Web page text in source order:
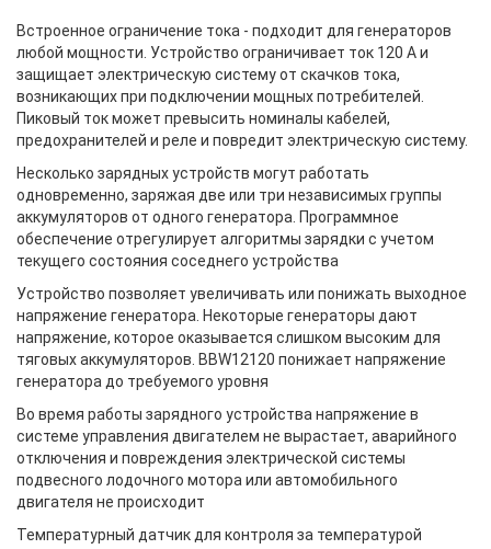
Встроенное ограничение тока - подходит для генераторов
любой мощности. Устройство ограничивает ток 120 А и
защищает электрическую систему от скачков тока,
возникающих при подключении мощных потребителей.
Пиковый ток может превысить номиналы кабелей,
предохранителей и реле и повредит электрическую систему.
Несколько зарядных устройств могут работать
одновременно, заряжая две или три независимых группы
аккумуляторов от одного генератора. Программное
обеспечение отрегулирует алгоритмы зарядки с учетом
текущего состояния соседнего устройства
Устройство позволяет увеличивать или понижать выходное
напряжение генератора. Некоторые генераторы дают
напряжение, которое оказывается слишком высоким для
тяговых аккумуляторов. BBW12120 понижает напряжение
генератора до требуемого уровня
Во время работы зарядного устройства напряжение в
системе управления двигателем не вырастает, аварийного
отключения и повреждения электрической системы
подвесного лодочного мотора или автомобильного
двигателя не происходит
Температурный датчик для контроля за температурой